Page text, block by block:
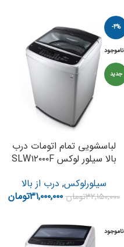
-4%
ناموجود
جدید
لباسشویی تمام اتومات درب
بالا سیلور لوکس SLW۱۲۰۰۰F
سیلورلوکس, درب از بالا
۳۲,۱۵۰,۰۰۰تومان ۳۱,۰۰۰,۰۰۰تومان
ناموجود